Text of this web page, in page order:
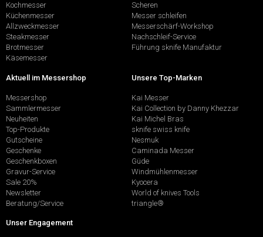
Kochmesser
Küchenmesser
Allzweckmesser
Steakmesser
Brotmesser
Käsemesser
Scheren
Messer schleifen
Messerschärf-Workshop
Nachschleif-Service
Führung sknife Manufaktur
Aktuell im Messershop
Messershop
Sammlermesser
Neuheiten
Top-Produkte
Gutscheine
Geschenke
Geschenkboxen
Gravur-Service
Sale 20%
Newsletter
Beratung/Service
Unsere Top-Marken
Kai Messer
Kai Collection by Danny Khezzar
Kai Michel Bras
sknife swiss knife
Nesmuk
Caminada Messer
Güde
Windmühlenmesser
Kyocera
World of knives Tools
triangle®
Unser Engagement